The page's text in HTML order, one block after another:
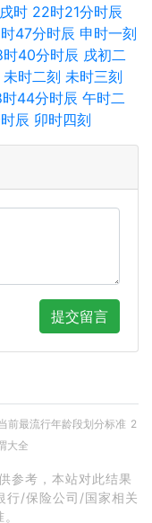
戌时 22时21分时辰
47分时辰 申时一刻
40分时辰 戌初二
未时二刻 未时三刻
时44分时辰 午时二
辰 卯时四刻
提交留言
前最流行年龄段划分标准 2
大全
参考，本站对此结果
行/保险公司/国家相关